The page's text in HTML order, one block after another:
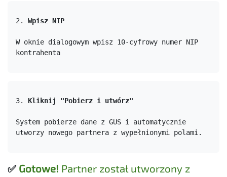
2. Wpisz NIP
W oknie dialogowym wpisz 10-cyfrowy numer NIP
kontrahenta
3. Kliknij "Pobierz i utwórz"
System pobierze dane z GUS i automatycznie
utworzy nowego partnera z wypełnionymi polami.
✅ Gotowe! Partner został utworzony z